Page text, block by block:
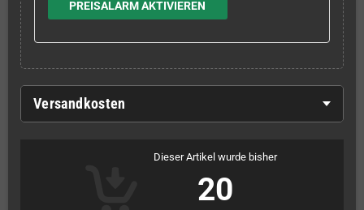
PREISALARM AKTIVIEREN
Versandkosten
Dieser Artikel wurde bisher
20